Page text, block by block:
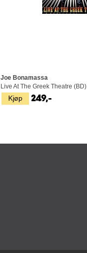
Kjøp
Joe Bonamassa
Live At The Greek Theatre (BD)
249,-